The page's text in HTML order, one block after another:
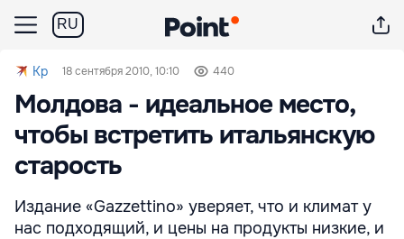
RU
Kp 18 сентября 2010, 10:10 440
Молдова - идеальное место,
чтобы встретить итальянскую
старость
Издание «Gazzettino» уверяет, что и климат у
нас подходящий, и цены на продукты низкие, и